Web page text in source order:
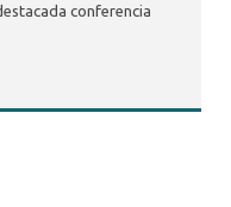
conferencia